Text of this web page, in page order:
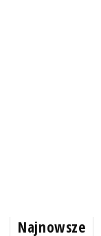
Najnowsze